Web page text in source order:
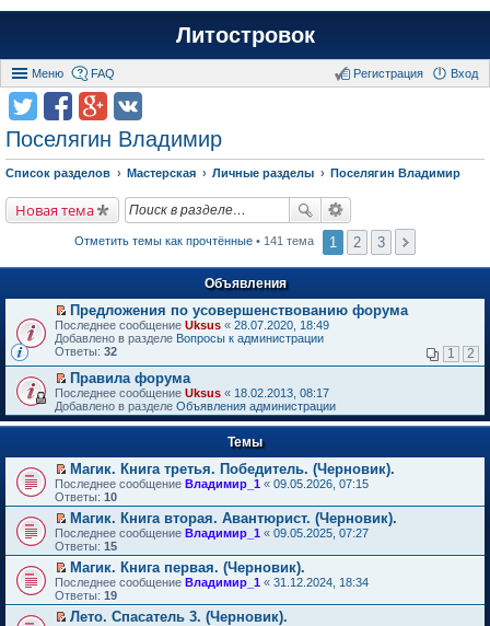
Литостровок
Меню FAQ Вход
Регистрация
Поселягин Владимир
Список разделов Мастерская Личные разделы Поселягин Владимир
Новая тема
Отметить темы как прочтённые • 141 тема 1 2 3
Объявления
П
е
р
й
т
и
к
п
в
о
м
у
н
е
п
р
о
ч
и
т
Предложения по усовершенствованию форума
Последнее сообщение Uksus « 28.07.2020, 18:49
Добавлено в разделе Вопросы к администрации
Ответы: 32 1 2
П
е
р
е
т
и
к
п
е
р
в
о
м
у
н
е
п
Правила форума
Последнее сообщение Uksus « 18.02.2013, 08:17
Добавлено в разделе Объявления администрации
Темы
П
е
р
е
й
т
и
к
п
е
р
Магик. Книга третья. Победитель. (Черновик).
Последнее сообщение Владимир_1 « 09.05.2026, 07:15
Ответы: 10
П
е
р
е
й
т
и
к
Магик. Книга вторая. Авантюрист. (Черновик).
Последнее сообщение Владимир_1 « 09.05.2025, 07:27
Ответы: 15
П
е
р
е
Магик. Книга первая. (Черновик).
Последнее сообщение Владимир_1 « 31.12.2024, 18:34
Ответы: 19
Лето. Спасатель 3. (Черновик).